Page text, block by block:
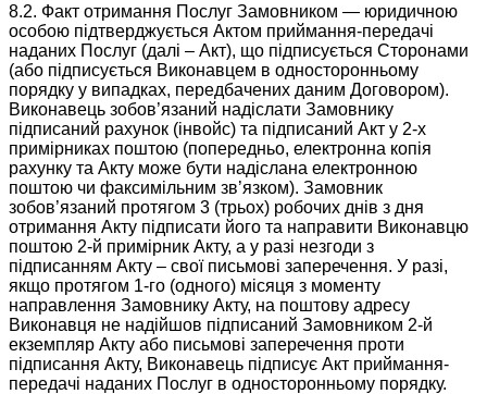
8.2. Факт отримання Послуг Замовником — юридичною
особою підтверджується Актом приймання-передачі
наданих Послуг (далі – Акт), що підписується Сторонами
(або підписується Виконавцем в односторонньому
порядку у випадках, передбачених даним Договором).
Виконавець зобов’язаний надіслати Замовнику
підписаний рахунок (інвойс) та підписаний Акт у 2-х
примірниках поштою (попередньо, електронна копія
рахунку та Акту може бути надіслана електронною
поштою чи факсимільним зв’язком). Замовник
зобов’язаний протягом 3 (трьох) робочих днів з дня
отримання Акту підписати його та направити Виконавцю
поштою 2-й примірник Акту, а у разі незгоди з
підписанням Акту – свої письмові заперечення. У разі,
якщо протягом 1-го (одного) місяця з моменту
направлення Замовнику Акту, на поштову адресу
Виконавця не надійшов підписаний Замовником 2-й
екземпляр Акту або письмові заперечення проти
підписання Акту, Виконавець підписує Акт приймання-
передачі наданих Послуг в односторонньому порядку.